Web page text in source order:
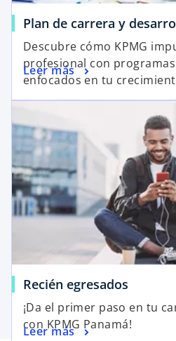
Plan de carrera y
Descubre cómo KPMG
profesional con
enfocados en tu
Leer más
Recién egresados
¡Da el primer paso en tu
con KPMG Panamá!
Leer más